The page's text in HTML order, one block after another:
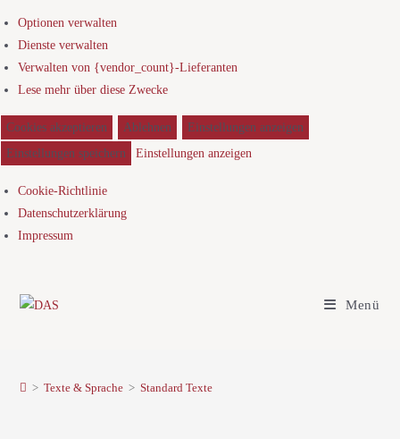
Optionen verwalten
Dienste verwalten
Verwalten von {vendor_count}-Lieferanten
Lese mehr über diese Zwecke
Cookies akzeptieren Ablehnen
Einstellungen anzeigen
Einstellungen speichern
Einstellungen anzeigen
Cookie-Richtlinie
Datenschutzerklärung
Impressum
Menü
> Texte & Sprache > Standard Texte